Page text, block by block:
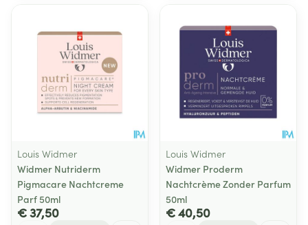
Louis Widmer
Widmer Nutriderm
Pigmacare Nachtcreme
Parf 50ml
€ 37,50
Louis Widmer
Widmer Proderm
Nachtcrème Zonder Parfum
50ml
€ 40,50